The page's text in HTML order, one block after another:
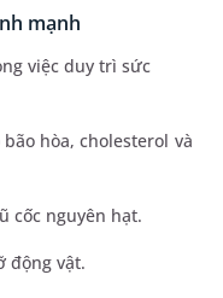
mạnh
việc duy trì sức
hòa, cholesterol và
cốc nguyên hạt.
động vật.